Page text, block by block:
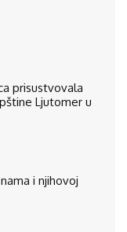
prisustvovala
Ljutomer u
i njihovoj